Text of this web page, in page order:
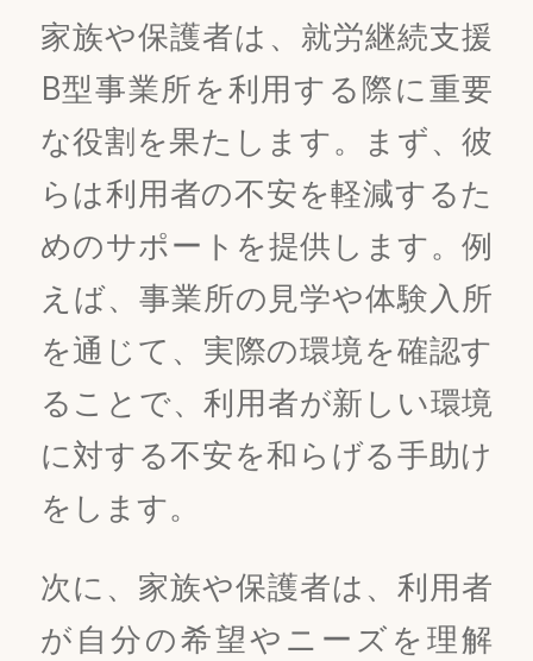
家族や保護者は、就労継続支援
B型事業所を利用する際に重要
な役割を果たします。まず、彼
らは利用者の不安を軽減するた
めのサポートを提供します。例
えば、事業所の見学や体験入所
を通じて、実際の環境を確認す
ることで、利用者が新しい環境
に対する不安を和らげる手助け
をします。
次に、家族や保護者は、利用者
が自分の希望やニーズを理解